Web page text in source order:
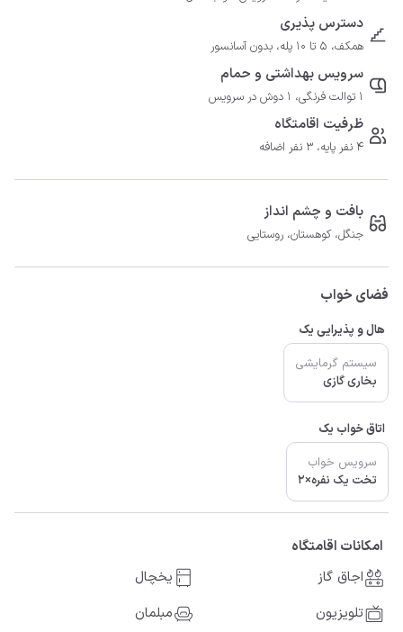
دسترس پذیری
همکف، 5 تا 10 پله، بدون آسانسور
سرویس بهداشتی و حمام
1 توالت فرنگی، 1 دوش در سرویس
ظرفیت اقامتگاه
4 نفر پایه، 3 نفر اضافه
بافت و چشم انداز
جنگل، کوهستان، روستایی
فضای خواب
هال و پذیرایی یک
سیستم گرمایشی
بخاری گازی
اتاق خواب یک
سرویس خواب
تخت یک نفره×2
امکانات اقامتگاه
اجاق گاز
یخچال
تلویزیون
مبلمان